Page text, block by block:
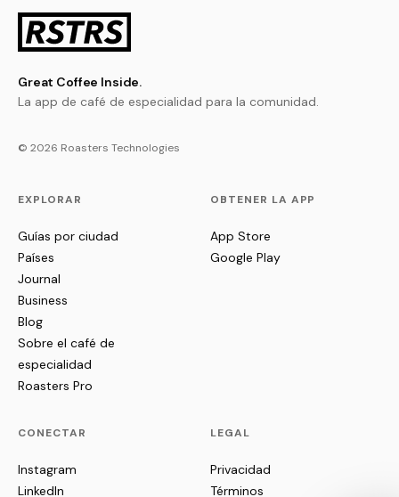
Great Coffee Inside.
La app de café de especialidad para la comunidad.
© 2026 Roasters Technologies
EXPLORAR
Guías por ciudad
Países
Journal
Business
Blog
Sobre el café de
especialidad
Roasters Pro
OBTENER LA APP
App Store
Google Play
CONECTAR
Instagram
LinkedIn
LEGAL
Privacidad
Términos